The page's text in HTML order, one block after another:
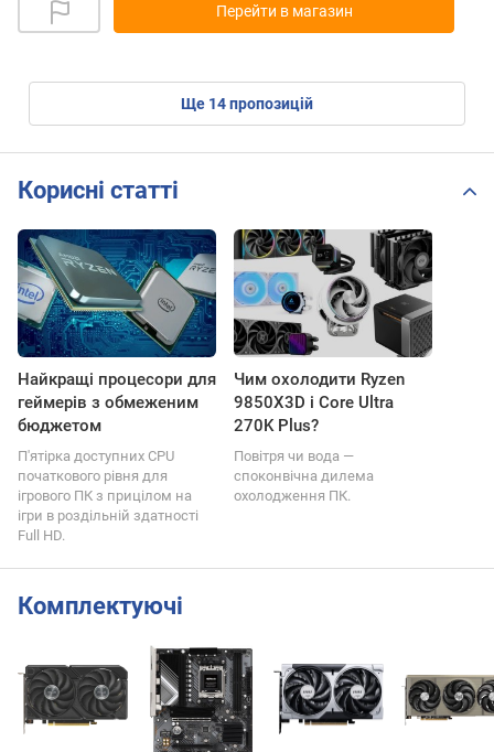
Перейти в магазин
ще 14пропозицій
Корисні статті
Найкращі процесори для
геймерів з обмеженим
бюджетом
П'ятірка доступних CPU
початкового рівня для
ігрового ПК з прицілом на
ігри в роздільній здатності
Full HD.
Чим охолодити Ryzen
9850X3D і Core Ultra
270K Plus?
Повітря чи вода —
споконвічна дилема
охолодження ПК.
Комплектуючі